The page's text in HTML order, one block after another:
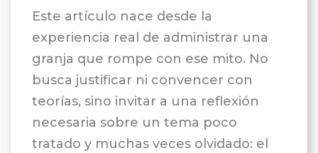
Este artículo nace desde la
experiencia real de administrar una
granja que rompe con ese mito. No
busca justificar ni convencer con
teorías, sino invitar a una reflexión
necesaria sobre un tema poco
tratado y muchas veces olvidado: el